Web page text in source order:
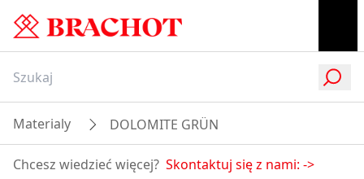
Materialy DOLOMITE GRÜN
Chcesz wiedzieć więcej? Skontaktuj się z nami: ->